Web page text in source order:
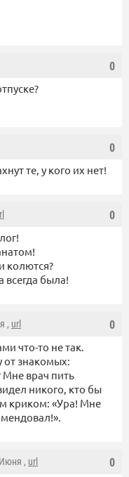
0
0
те, у кого их нет!
0
колются?
всегда была!
0
, url
что-то не так.
от знакомых:
Мне врач пить
никого, кто бы
криком: «Ура! Мне
0
, url